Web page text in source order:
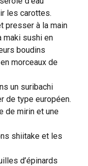
les carottes.
presser à la main
maki sushi en
boudins
morceaux de
un suribachi
de type européen.
de mirin et une
shiitake et les
d’épinards